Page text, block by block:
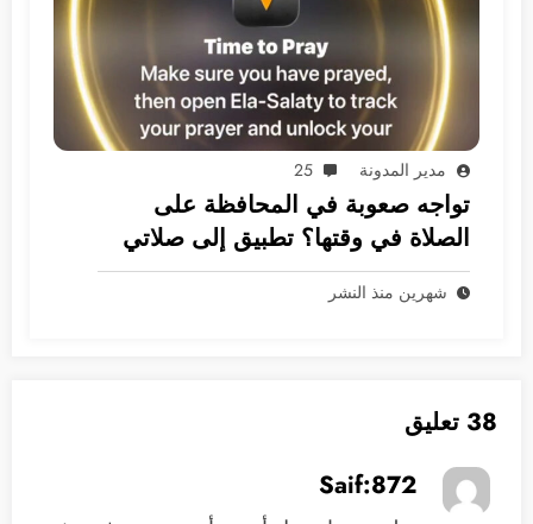
مدير المدونة 25
تواجه صعوبة في المحافظة على
الصلاة في وقتها؟ تطبيق إلى صلاتي
هو الحل
شهرين منذ النشر
38 تعليق
Saif:872